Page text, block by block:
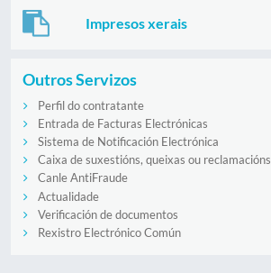
Impresos xerais
Outros Servizos
Perfil do contratante
Entrada de Facturas Electrónicas
Sistema de Notificación Electrónica
Caixa de suxestións, queixas ou reclamacións
Canle AntiFraude
Actualidade
Verificación de documentos
Rexistro Electrónico Común